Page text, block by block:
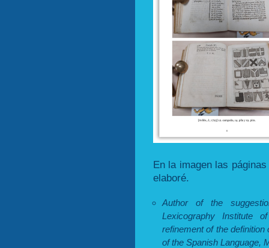
En la imagen las
elaboré.
Author of the
Lexicography Institute
refinement of the
of the Spanish Language,